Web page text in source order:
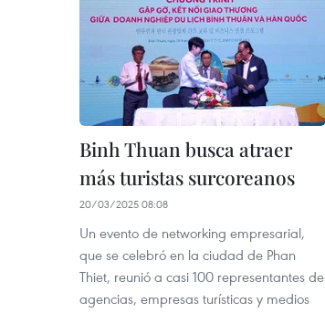
Binh Thuan busca atraer
más turistas surcoreanos
20/03/2025 08:08
Un evento de networking empresarial,
que se celebró en la ciudad de Phan
Thiet, reunió a casi 100 representantes de
agencias, empresas turísticas y medios